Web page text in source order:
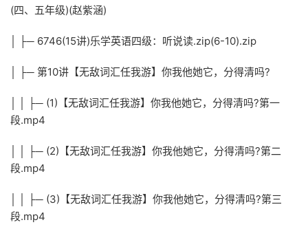
(四、五年级)(赵紫涵)
│ ├─ 6746(15讲)乐学英语四级：听说读.zip(6-10).zip
│ ├─ 第10讲【无敌词汇任我游】你我他她它，分得清吗?
│ │ ├─ (1)【无敌词汇任我游】你我他她它，分得清吗?第一
段.mp4
│ │ ├─ (2)【无敌词汇任我游】你我他她它，分得清吗?第二
段.mp4
│ │ ├─ (3)【无敌词汇任我游】你我他她它，分得清吗?第三
段.mp4